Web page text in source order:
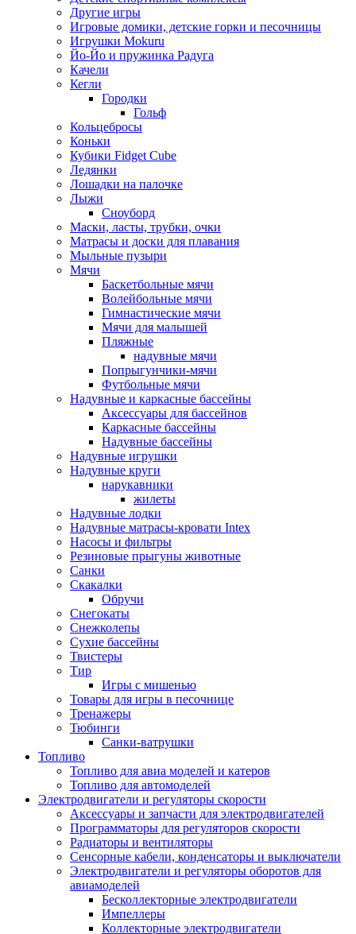
Другие игры
Игровые домики, детские горки и песочницы
Игрушки Mokuru
Йо-Йо и пружинка Радуга
Качели
Кегли
Городки
Гольф
Кольцебросы
Коньки
Кубики Fidget Cube
Ледянки
Лошадки на палочке
Лыжи
Сноуборд
Маски, ласты, трубки, очки
Матрасы и доски для плавания
Мыльные пузыри
Мячи
Баскетбольные мячи
Волейбольные мячи
Гимнастические мячи
Мячи для малышей
Пляжные
надувные мячи
Попрыгунчики-мячи
Футбольные мячи
Надувные и каркасные бассейны
Аксессуары для бассейнов
Каркасные бассейны
Надувные бассейны
Надувные игрушки
Надувные круги
нарукавники
жилеты
Надувные лодки
Надувные матрасы-кровати Intex
Насосы и фильтры
Резиновые прыгуны животные
Санки
Скакалки
Обручи
Снегокаты
Снежколепы
Сухие бассейны
Твистеры
Тир
Игры с мишенью
Товары для игры в песочнице
Тренажеры
Тюбинги
Санки-ватрушки
Топливо
Топливо для авиа моделей и катеров
Топливо для автомоделей
Электродвигатели и регуляторы скорости
Аксессуары и запчасти для электродвигателей
Программаторы для регуляторов скорости
Радиаторы и вентиляторы
Сенсорные кабели, конденсаторы и выключатели
Электродвигатели и регуляторы оборотов для
авиамоделей
Бесколлекторные электродвигатели
Импеллеры
Коллекторные электродвигатели